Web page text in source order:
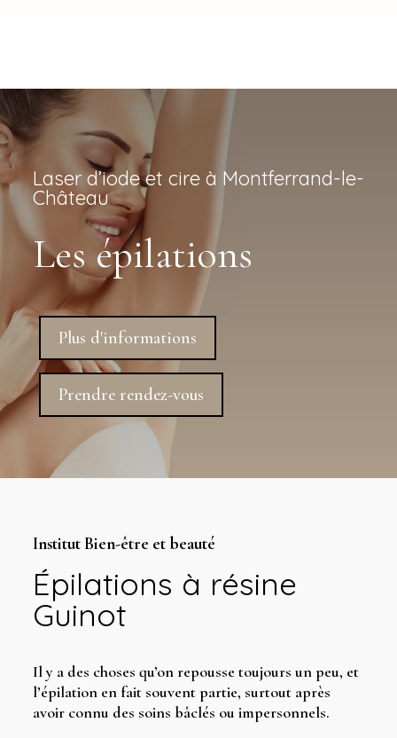
Laser d’iode et cire à Montferrand-le-
Château
Les épilations
Plus d'informations
Prendre rendez-vous
Institut Bien-être et beauté
Épilations à résine
Guinot
Il y a des choses qu’on repousse toujours un peu, et
l’épilation en fait souvent partie, surtout après
avoir connu des soins bâclés ou impersonnels.